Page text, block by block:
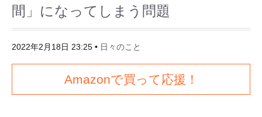
間」になってしまう問題
2022年2月18日 23:25 • 日々のこと
Amazonで買って応援！